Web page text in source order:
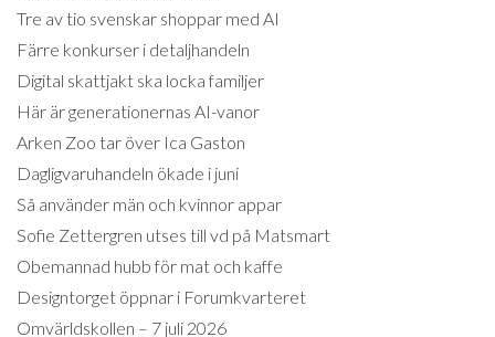
Tre av tio svenskar shoppar med AI
Färre konkurser i detaljhandeln
Digital skattjakt ska locka familjer
Här är generationernas AI-vanor
Arken Zoo tar över Ica Gaston
Dagligvaruhandeln ökade i juni
Så använder män och kvinnor appar
Sofie Zettergren utses till vd på Matsmart
Obemannad hubb för mat och kaffe
Designtorget öppnar i Forumkvarteret
Omvärldskollen – 7 juli 2026